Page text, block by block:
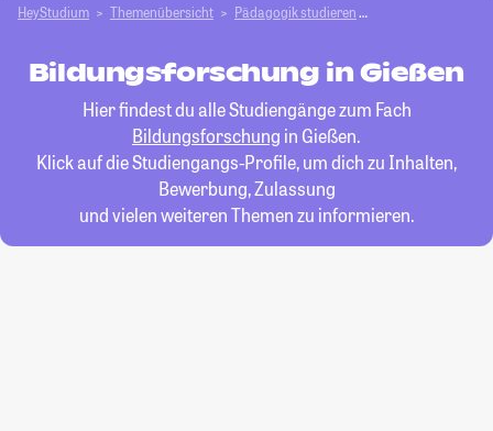
HeyStudium Themenübersicht Pädagogik studieren
Bildungsforschung in Gießen
Hier findest du alle Studiengänge zum Fach
Bildungsforschung in Gießen.
Klick auf die Studiengangs-Profile, um dich zu Inhalten,
Bewerbung, Zulassung
und vielen weiteren Themen zu informieren.